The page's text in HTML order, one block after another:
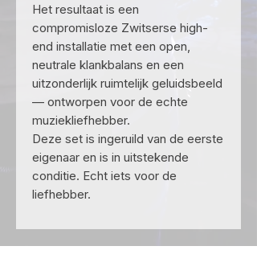
Het resultaat is een
compromisloze Zwitserse high-
end installatie met een open,
neutrale klankbalans en een
uitzonderlijk ruimtelijk geluidsbeeld
— ontworpen voor de echte
muziekliefhebber.
Deze set is ingeruild van de eerste
eigenaar en is in uitstekende
conditie. Echt iets voor de
liefhebber.